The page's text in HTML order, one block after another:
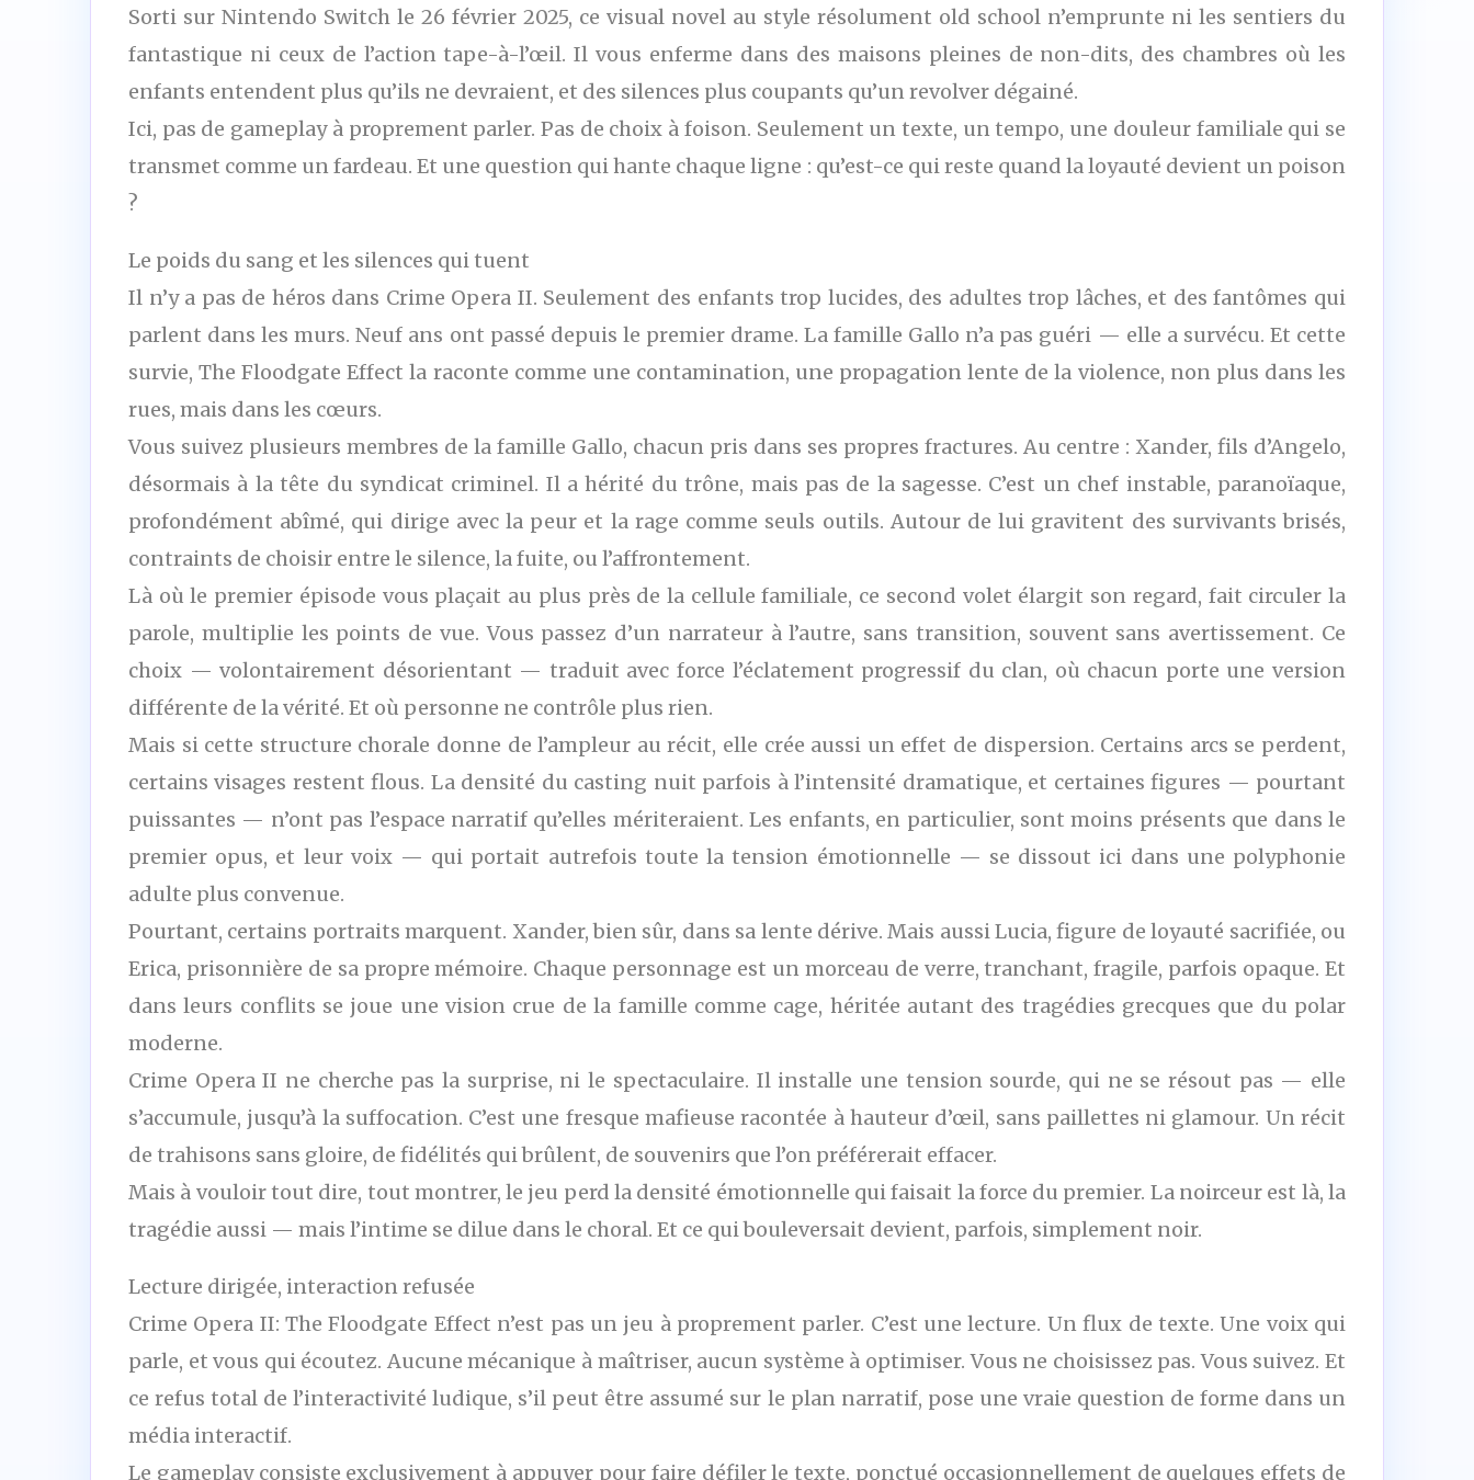
Sorti sur Nintendo Switch le 26 février 2025, ce visual novel au style résolument old school n’emprunte ni les sentiers du
fantastique ni ceux de l’action tape-à-l’œil. Il vous enferme dans des maisons pleines de non-dits, des chambres où les
enfants entendent plus qu’ils ne devraient, et des silences plus coupants qu’un revolver dégainé.
Ici, pas de gameplay à proprement parler. Pas de choix à foison. Seulement un texte, un tempo, une douleur familiale qui se
transmet comme un fardeau. Et une question qui hante chaque ligne : qu’est-ce qui reste quand la loyauté devient un poison
?
Le poids du sang et les silences qui tuent
Il n’y a pas de héros dans Crime Opera II. Seulement des enfants trop lucides, des adultes trop lâches, et des fantômes qui
parlent dans les murs. Neuf ans ont passé depuis le premier drame. La famille Gallo n’a pas guéri — elle a survécu. Et cette
survie, The Floodgate Effect la raconte comme une contamination, une propagation lente de la violence, non plus dans les
rues, mais dans les cœurs.
Vous suivez plusieurs membres de la famille Gallo, chacun pris dans ses propres fractures. Au centre : Xander, fils d’Angelo,
désormais à la tête du syndicat criminel. Il a hérité du trône, mais pas de la sagesse. C’est un chef instable, paranoïaque,
profondément abîmé, qui dirige avec la peur et la rage comme seuls outils. Autour de lui gravitent des survivants brisés,
contraints de choisir entre le silence, la fuite, ou l’affrontement.
Là où le premier épisode vous plaçait au plus près de la cellule familiale, ce second volet élargit son regard, fait circuler la
parole, multiplie les points de vue. Vous passez d’un narrateur à l’autre, sans transition, souvent sans avertissement. Ce
choix — volontairement désorientant — traduit avec force l’éclatement progressif du clan, où chacun porte une version
différente de la vérité. Et où personne ne contrôle plus rien.
Mais si cette structure chorale donne de l’ampleur au récit, elle crée aussi un effet de dispersion. Certains arcs se perdent,
certains visages restent flous. La densité du casting nuit parfois à l’intensité dramatique, et certaines figures — pourtant
puissantes — n’ont pas l’espace narratif qu’elles mériteraient. Les enfants, en particulier, sont moins présents que dans le
premier opus, et leur voix — qui portait autrefois toute la tension émotionnelle — se dissout ici dans une polyphonie
adulte plus convenue.
Pourtant, certains portraits marquent. Xander, bien sûr, dans sa lente dérive. Mais aussi Lucia, figure de loyauté sacrifiée, ou
Erica, prisonnière de sa propre mémoire. Chaque personnage est un morceau de verre, tranchant, fragile, parfois opaque. Et
dans leurs conflits se joue une vision crue de la famille comme cage, héritée autant des tragédies grecques que du polar
moderne.
Crime Opera II ne cherche pas la surprise, ni le spectaculaire. Il installe une tension sourde, qui ne se résout pas — elle
s’accumule, jusqu’à la suffocation. C’est une fresque mafieuse racontée à hauteur d’œil, sans paillettes ni glamour. Un récit
de trahisons sans gloire, de fidélités qui brûlent, de souvenirs que l’on préférerait effacer.
Mais à vouloir tout dire, tout montrer, le jeu perd la densité émotionnelle qui faisait la force du premier. La noirceur est là, la
tragédie aussi — mais l’intime se dilue dans le choral. Et ce qui bouleversait devient, parfois, simplement noir.
Lecture dirigée, interaction refusée
Crime Opera II: The Floodgate Effect n’est pas un jeu à proprement parler. C’est une lecture. Un flux de texte. Une voix qui
parle, et vous qui écoutez. Aucune mécanique à maîtriser, aucun système à optimiser. Vous ne choisissez pas. Vous suivez. Et
ce refus total de l’interactivité ludique, s’il peut être assumé sur le plan narratif, pose une vraie question de forme dans un
média interactif.
Le gameplay consiste exclusivement à appuyer pour faire défiler le texte, ponctué occasionnellement de quelques effets de